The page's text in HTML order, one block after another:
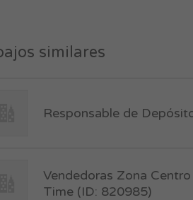
similares
Responsable de
Vendedoras Zona
Time (ID: 820985)